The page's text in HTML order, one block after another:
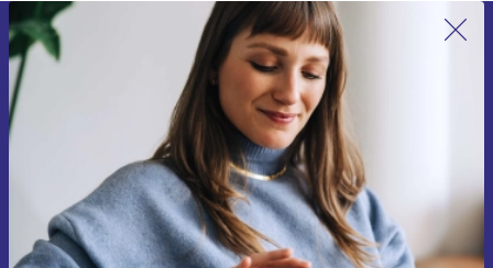
Subscreve a nossa newsletter pela
primeira vez e poupa 15€!
Não percas mais nenhuma oferta.
Pedir voucher
Informações sobre o uso de dados pessoais podem ser encontrados na